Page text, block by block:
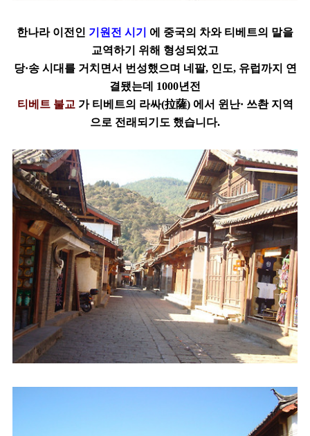
한나라 이전인 기원전 시기 에 중국의 차와 티베트의 말을
교역하기 위해 형성되었고
당·송 시대를 거치면서 번성했으며 네팔, 인도, 유럽까지 연
결됐는데 1000년전
티베트 불교 가 티베트의 라싸(拉薩) 에서 윈난· 쓰촨 지역
으로 전래되기도 했습니다.